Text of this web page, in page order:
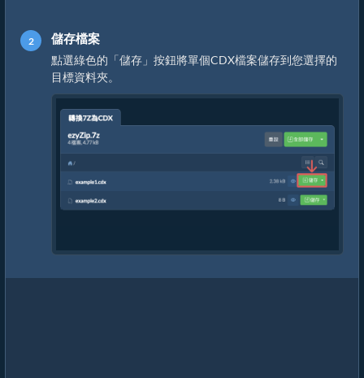
儲存檔案
點選綠色的「儲存」按鈕將單個CDX檔案儲存到您選擇的
目標資料夾。